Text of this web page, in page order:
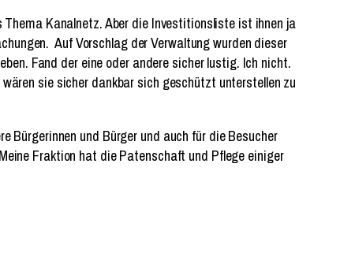
Kanalnetz. Aber die Investitionsliste ist ihnen ja
Auf Vorschlag der Verwaltung wurden dieser
Fand der eine oder andere sicher lustig. Ich nicht.
sie sicher dankbar sich geschützt unterstellen zu
Bürgerinnen und Bürger und auch für die Besucher
Fraktion hat die Patenschaft und Pflege einiger